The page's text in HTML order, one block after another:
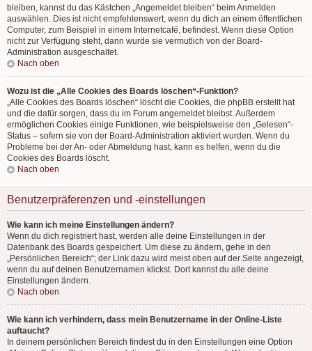
bleiben, kannst du das Kästchen „Angemeldet bleiben“ beim Anmelden
auswählen. Dies ist nicht empfehlenswert, wenn du dich an einem öffentlichen
Computer, zum Beispiel in einem Internetcafé, befindest. Wenn diese Option
nicht zur Verfügung steht, dann wurde sie vermutlich von der Board-
Administration ausgeschaltet.
Nach oben
Wozu ist die „Alle Cookies des Boards löschen“-Funktion?
„Alle Cookies des Boards löschen“ löscht die Cookies, die phpBB erstellt hat
und die dafür sorgen, dass du im Forum angemeldet bleibst. Außerdem
ermöglichen Cookies einige Funktionen, wie beispielsweise den „Gelesen“-
Status – sofern sie von der Board-Administration aktiviert wurden. Wenn du
Probleme bei der An- oder Abmeldung hast, kann es helfen, wenn du die
Cookies des Boards löscht.
Nach oben
Benutzerpräferenzen und -einstellungen
Wie kann ich meine Einstellungen ändern?
Wenn du dich registriert hast, werden alle deine Einstellungen in der
Datenbank des Boards gespeichert. Um diese zu ändern, gehe in den
„Persönlichen Bereich“; der Link dazu wird meist oben auf der Seite angezeigt,
wenn du auf deinen Benutzernamen klickst. Dort kannst du alle deine
Einstellungen ändern.
Nach oben
Wie kann ich verhindern, dass mein Benutzername in der Online-Liste
auftaucht?
In deinem persönlichen Bereich findest du in den Einstellungen eine Option